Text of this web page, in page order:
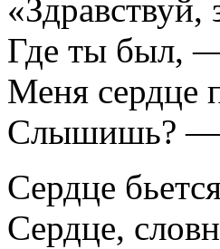
Где ты был,
Меня сердце
Слышишь? —
Сердце
Сердце,